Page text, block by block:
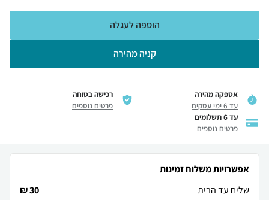
קניה מהירה
הוספה לעגלה
אספקה מהירה
עד 6 ימי עסקים
רכישה בטוחה
פרטים נוספים
עד 6 תשלומים
פרטים נוספים
אפשרויות משלוח זמינות
שליח עד הבית
30 ₪